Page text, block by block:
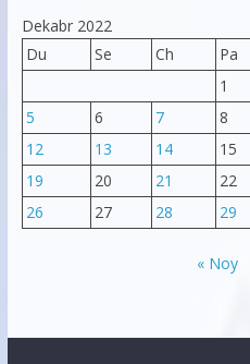
Dekabr 2022
Du
Se Ch Pa
1
5
6 7 8
12
13 14 15
19
20 21 22
26
27 28 29
« Noy